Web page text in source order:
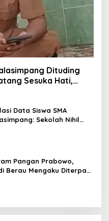
Dituding
Sesuka Hati,
& Pesantren
Data Siswa SMA
Sekolah Nihil
Dana BOS & Paket
Pangan Prabowo,
Berau Mengaku Diterpa